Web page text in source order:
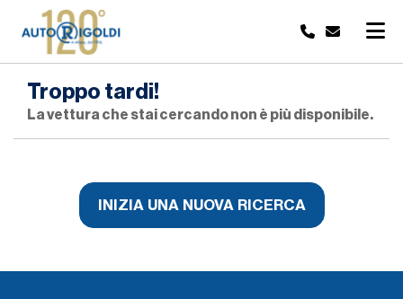
Troppo tardi!
La vettura che stai cercando non è più disponibile.
INIZIA UNA NUOVA RICERCA